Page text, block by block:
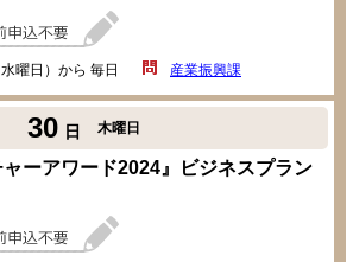
曜日）から 毎日 産業振興課
30 日 木曜日
ャーアワード2024』ビジネスプラン